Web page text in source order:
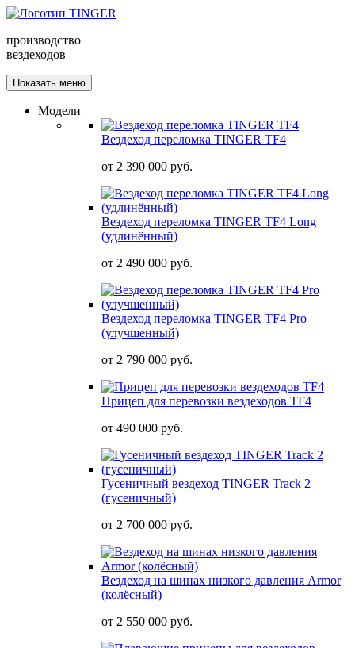
производство
вездеходов
Показать меню
Модели
Вездеход переломка TINGER TF4
от 2 390 000 руб.
Вездеход переломка TINGER TF4 Long
(удлинённый)
от 2 490 000 руб.
Вездеход переломка TINGER TF4 Pro
(улучшенный)
от 2 790 000 руб.
Прицеп для перевозки вездеходов TF4
от 490 000 руб.
Гусеничный вездеход TINGER Track 2
(гусеничный)
от 2 700 000 руб.
Вездеход на шинах низкого давления Armor
(колёсный)
от 2 550 000 руб.